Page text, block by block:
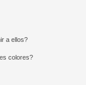
a ellos?
colores?